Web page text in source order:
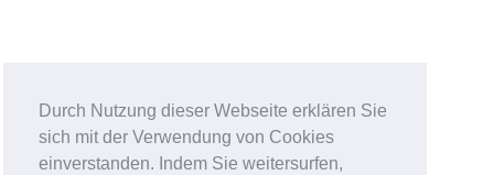
Durch Nutzung dieser Webseite erklären Sie
sich mit der Verwendung von Cookies
einverstanden. Indem Sie weitersurfen,